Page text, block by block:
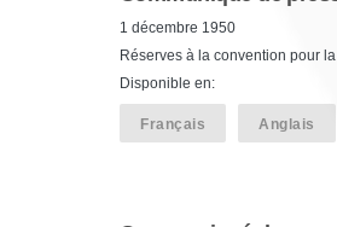
1 décembre 1950
Réserves à la convention pour
Disponible en:
Français Anglais